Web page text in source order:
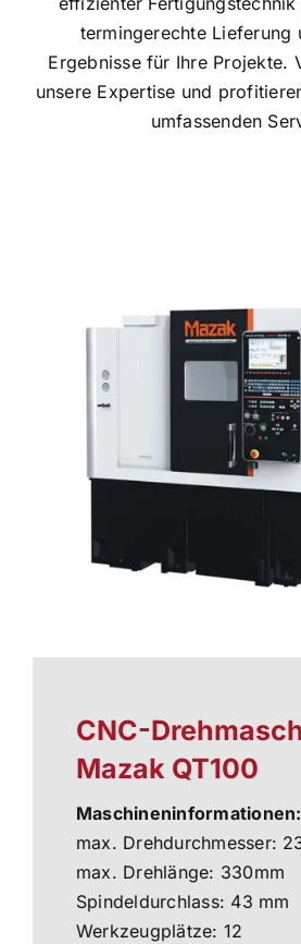
termingerechte Lieferung
Ergebnisse für Ihre Projekte.
unsere Expertise und
umfassenden
CNC-
Mazak QT100
Maschineninformationen:
max. Drehdurchmesser:
max. Drehlänge: 330mm
Spindeldurchlass: 43 mm
Werkzeugplätze: 12